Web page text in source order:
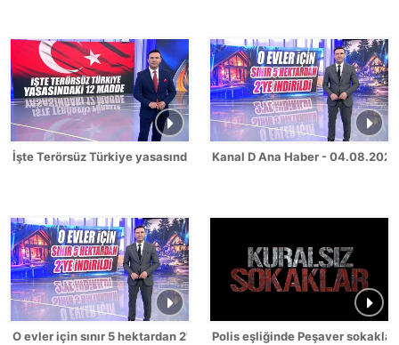
İşte Terörsüz Türkiye yasasındaki 12 madde!Kanal D Ana Haber - 04.08.2026
O evler için sınır 5 hektardan 2'ye indirildi!Polis eşliğinde Peşaver